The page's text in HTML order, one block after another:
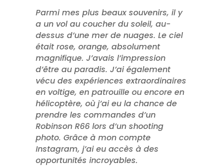
Parmi mes plus beaux souvenirs, il y
a un vol au coucher du soleil, au-
dessus d’une mer de nuages. Le ciel
était rose, orange, absolument
magnifique. J’avais l’impression
d’être au paradis. J’ai également
vécu des expériences extraordinaires
en voltige, en patrouille ou encore en
hélicoptère, où j’ai eu la chance de
prendre les commandes d’un
Robinson R66 lors d’un shooting
photo. Grâce à mon compte
Instagram, j’ai eu accès à des
opportunités incroyables.